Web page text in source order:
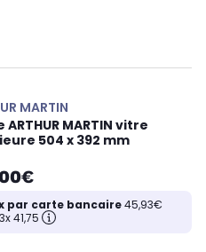
MARTIN
ARTHUR MARTIN vitre
504 x 392 mm
par carte bancaire45,93€
41,75